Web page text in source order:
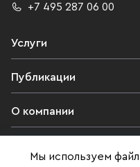
+7 495 287 06 00
Услуги
Публикации
О компании
Мы используем